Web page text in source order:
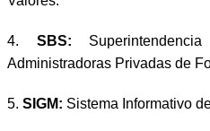
4. SBS:
Administradoras Privadas de
5. SIGM: Sistema Informativo